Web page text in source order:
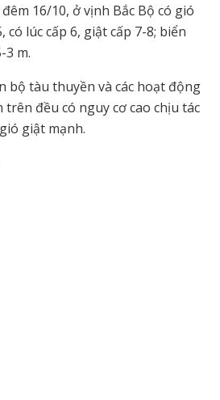
16/10, ở vịnh Bắc Bộ có gió
có lúc cấp 6, giật cấp 7-8; biển
3 m.
bộ tàu thuyền và các hoạt động
trên đều có nguy cơ cao chịu tác
giật mạnh.